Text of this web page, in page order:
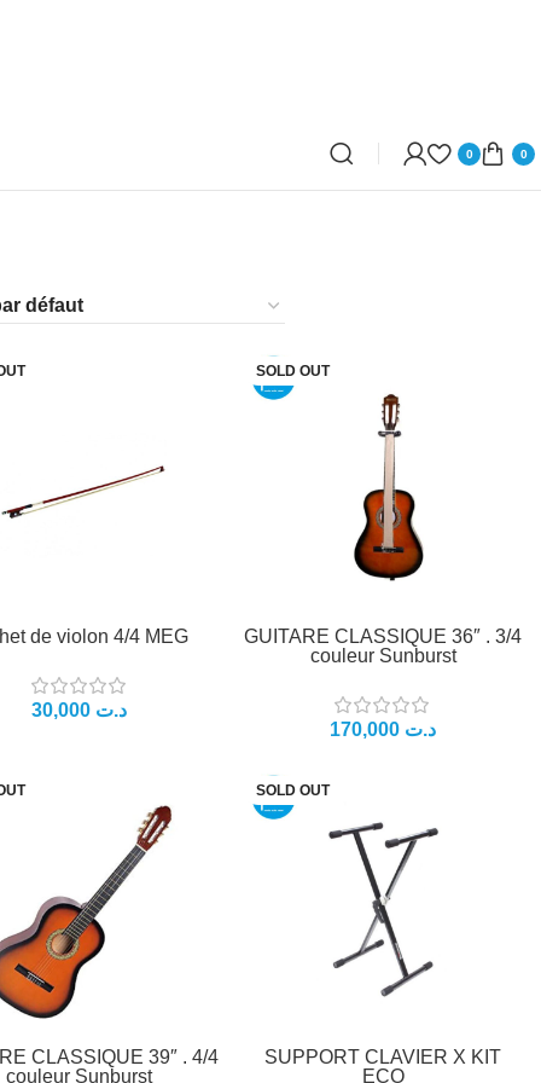
0 0
de violon 4/4 MEG
د.ت
SOLD OUT
GUITARE CLASSIQUE 36″ . 3/4
couleur Sunburst
د.ت
CLASSIQUE 39″ . 4/4
couleur Sunburst
SOLD OUT
SUPPORT CLAVIER X KIT
ECO